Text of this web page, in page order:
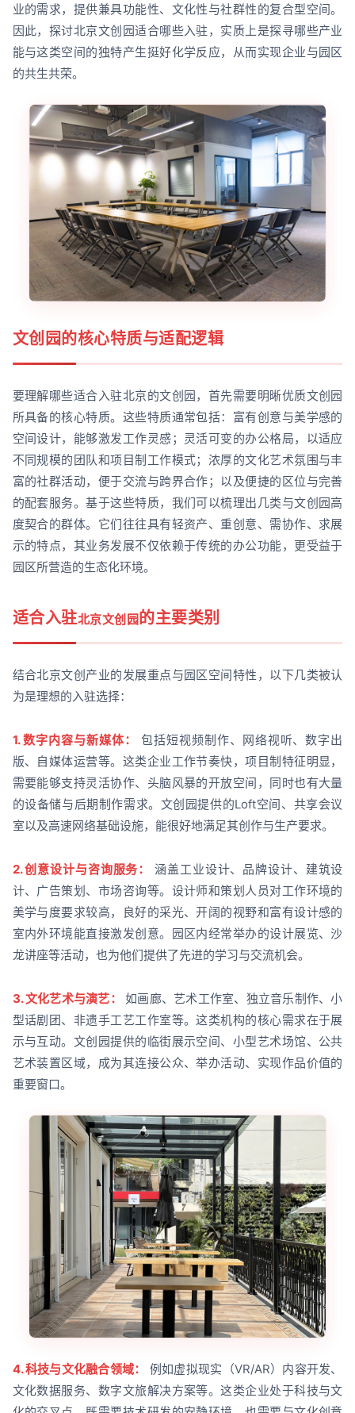
业的需求，提供兼具功能性、文化性与社群性的复合型空间。
因此，探讨北京文创园适合哪些入驻，实质上是探寻哪些产业
能与这类空间的独特产生挺好化学反应，从而实现企业与园区
的共生共荣。
文创园的核心特质与适配逻辑
要理解哪些适合入驻北京的文创园，首先需要明晰优质文创园
所具备的核心特质。这些特质通常包括：富有创意与美学感的
空间设计，能够激发工作灵感；灵活可变的办公格局，以适应
不同规模的团队和项目制工作模式；浓厚的文化艺术氛围与丰
富的社群活动，便于交流与跨界合作；以及便捷的区位与完善
的配套服务。基于这些特质，我们可以梳理出几类与文创园高
度契合的群体。它们往往具有轻资产、重创意、需协作、求展
示的特点，其业务发展不仅依赖于传统的办公功能，更受益于
园区所营造的生态化环境。
适合入驻北京文创园 的主要类别
结合北京文创产业的发展重点与园区空间特性，以下几类被认
为是理想的入驻选择：
1. 数字内容与新媒体：
包括短视频制作、网络视听、数字出
版、自媒体运营等。这类企业工作节奏快，项目制特征明显，
需要能够支持灵活协作、头脑风暴的开放空间，同时也有大量
的设备储与后期制作需求。文创园提供的Loft空间、共享会议
室以及高速网络基础设施，能很好地满足其创作与生产要求。
2. 创意设计与咨询服务：
涵盖工业设计、品牌设计、建筑设
计、广告策划、市场咨询等。设计师和策划人员对工作环境的
美学与度要求较高，良好的采光、开阔的视野和富有设计感的
室内外环境能直接激发创意。园区内经常举办的设计展览、沙
龙讲座等活动，也为他们提供了先进的学习与交流机会。
3. 文化艺术与演艺：
如画廊、艺术工作室、独立音乐制作、小
型话剧团、非遗手工艺工作室等。这类机构的核心需求在于展
示与互动。文创园提供的临街展示空间、小型艺术场馆、公共
艺术装置区域，成为其连接公众、举办活动、实现作品价值的
重要窗口。
4. 科技与文化融合领域：
例如虚拟现实（VR/AR）内容开发、
文化数据服务、数字文旅解决方案等。这类企业处于科技与文